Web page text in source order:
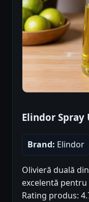
Elindor Spray
Brand: Elindor
Olivieră duală
excelentă
Rating produs: